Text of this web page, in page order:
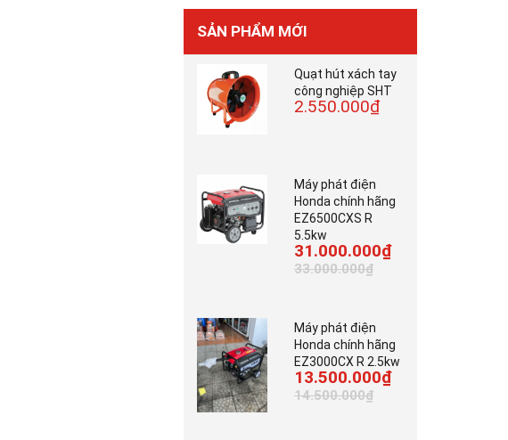
SẢN PHẨM MỚI
Quạt hút xách tay
công nghiệp SHT
2.550.000₫
Máy phát điện
Honda chính hãng
EZ6500CXS R
5.5kw
31.000.000₫
33.000.000₫
Máy phát điện
Honda chính hãng
EZ3000CX R 2.5kw
13.500.000₫
14.500.000₫